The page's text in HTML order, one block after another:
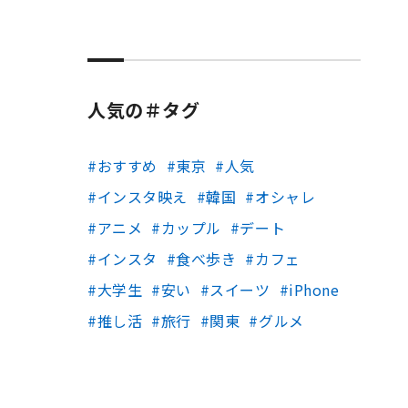
人気の＃タグ
おすすめ 東京
人気
インスタ映え
韓国
オシャレ
アニメ
カップル
デート
インスタ
食べ歩き
カフェ
大学生
安い スイーツ
iPhone
推し活
旅行 関東 グルメ